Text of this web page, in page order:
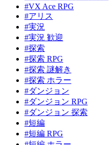
#VX Ace RPG
#アリス
#実況
#実況 歓迎
#探索
#探索 RPG
#探索 謎解き
#探索 ホラー
#ダンジョン
#ダンジョン RPG
#ダンジョン 探索
#短編
#短編 RPG